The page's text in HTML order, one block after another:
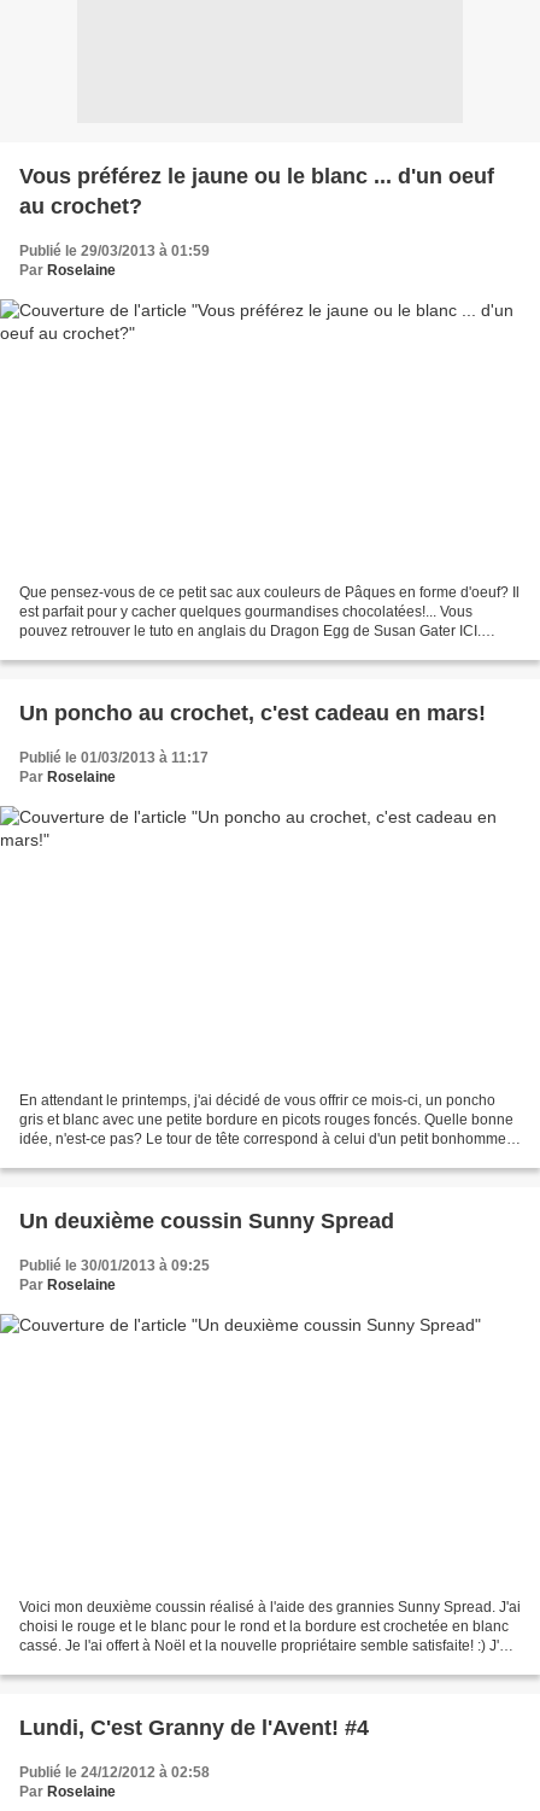
Vous préférez le jaune ou le blanc ... d'un oeuf
au crochet?
Publié le 29/03/2013 à 01:59
Par Roselaine
Que pensez-vous de ce petit sac aux couleurs de Pâques en forme d'oeuf? Il
est parfait pour y cacher quelques gourmandises chocolatées!... Vous
pouvez retrouver le tuto en anglais du Dragon Egg de Susan Gater ICI.
Un poncho au crochet, c'est cadeau en mars!
Publié le 01/03/2013 à 11:17
Par Roselaine
En attendant le printemps, j'ai décidé de vous offrir ce mois-ci, un poncho
gris et blanc avec une petite bordure en picots rouges foncés. Quelle bonne
idée, n'est-ce pas? Le tour de tête correspond à celui d'un petit bonhomme
Un deuxième coussin Sunny Spread
Publié le 30/01/2013 à 09:25
Par Roselaine
Voici mon deuxième coussin réalisé à l'aide des grannies Sunny Spread. J'ai
choisi le rouge et le blanc pour le rond et la bordure est crochetée en blanc
cassé. Je l'ai offert à Noël et la nouvelle propriétaire semble satisfaite! :) J'ai
Lundi, C'est Granny de l'Avent! #4
Publié le 24/12/2012 à 02:58
Par Roselaine